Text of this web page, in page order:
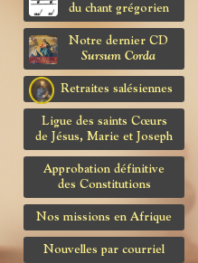
du chant grégorien
Notre dernier CD
Sursum Corda
Retraites salésiennes
Ligue des saints Cœurs
de Jésus, Marie et Joseph
Approbation définitive
des Constitutions
Nos missions en Afrique
Nouvelles par courriel